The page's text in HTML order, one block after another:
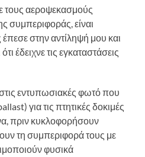
τους αεροψεκασμούς
συμπεριφοράς, είναι
στην αντίληψή μου και
έδειχνε τις εγκαταστάσεις
εντυπωσιακές φωτό που
για τις πτητικές δοκιμές
πριν κυκλοφορήσουν
τη συμπεριφορά τους με
φυσικά